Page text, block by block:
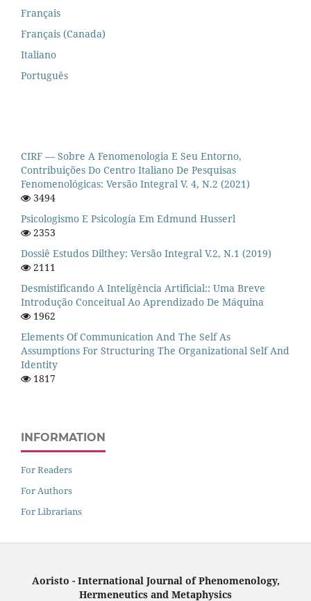
Français
Français (Canada)
Italiano
Português
CIRF — Sobre A Fenomenologia E Seu Entorno,
Contribuições Do Centro Italiano De Pesquisas
Fenomenológicas: Versão Integral V. 4, N.2 (2021)
3494
Psicologismo E Psicología Em Edmund Husserl
2353
Dossiê Estudos Dilthey: Versão Integral V.2, N.1 (2019)
2111
Desmistificando A Inteligência Artificial:: Uma Breve
Introdução Conceitual Ao Aprendizado De Máquina
1962
Elements Of Communication And The Self As
Assumptions For Structuring The Organizational Self And
Identity
1817
INFORMATION
For Readers
For Authors
For Librarians
Aoristo - International Journal of Phenomenology,
Hermeneutics and Metaphysics